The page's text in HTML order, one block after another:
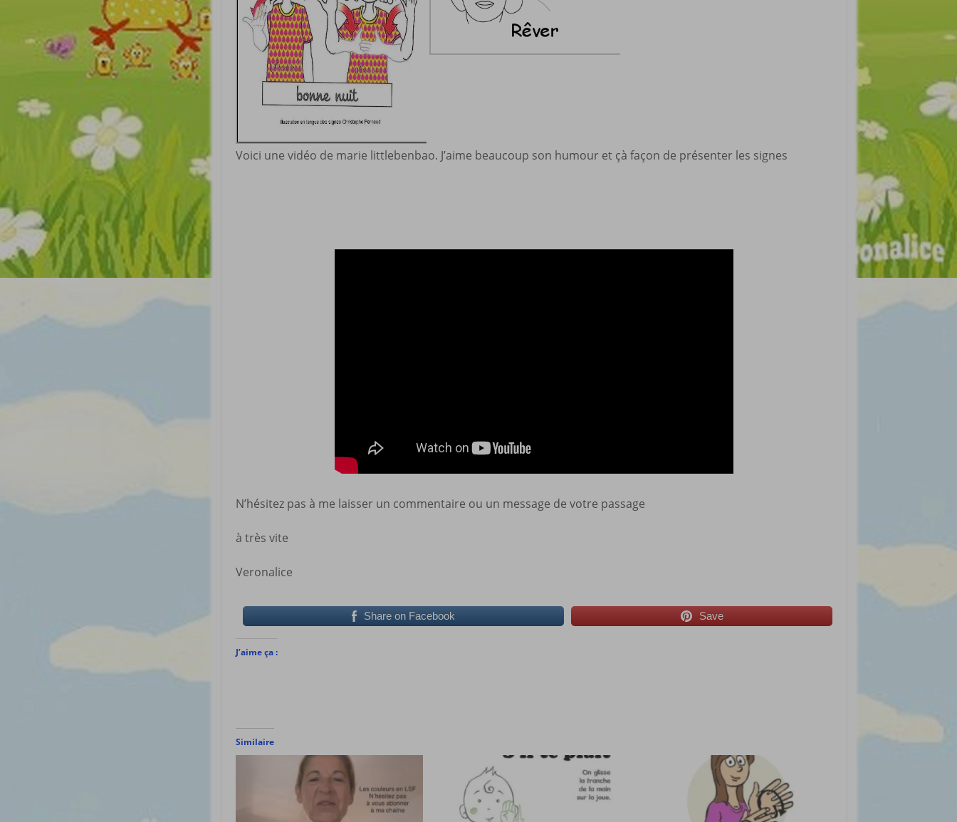
Voici une vidéo de marie littlebenbao. J’aime beaucoup son humour et çà façon de présenter les signes
N’hésitez pas à me laisser un commentaire ou un message de votre passage
à très vite
Veronalice
Share on Facebook Save
J’aime ça :
Similaire